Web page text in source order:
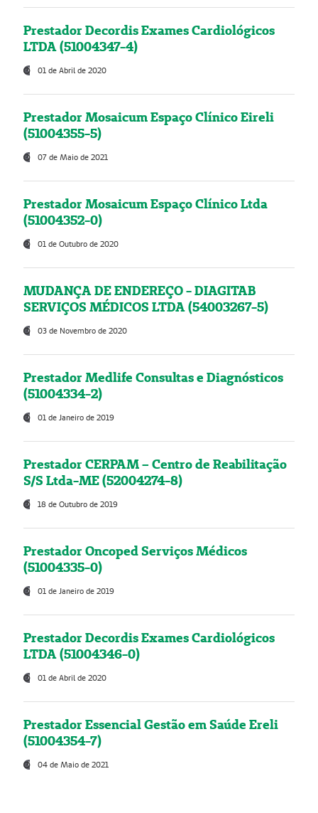
Prestador Decordis Exames Cardiológicos
LTDA (51004347-4)
01 de Abril de 2020
Prestador Mosaicum Espaço Clínico Eireli
(51004355-5)
07 de Maio de 2021
Prestador Mosaicum Espaço Clínico Ltda
(51004352-0)
01 de Outubro de 2020
MUDANÇA DE ENDEREÇO - DIAGITAB
SERVIÇOS MÉDICOS LTDA (54003267-5)
03 de Novembro de 2020
Prestador Medlife Consultas e Diagnósticos
(51004334-2)
01 de Janeiro de 2019
Prestador CERPAM – Centro de Reabilitação
S/S Ltda-ME (52004274-8)
18 de Outubro de 2019
Prestador Oncoped Serviços Médicos
(51004335-0)
01 de Janeiro de 2019
Prestador Decordis Exames Cardiológicos
LTDA (51004346-0)
01 de Abril de 2020
Prestador Essencial Gestão em Saúde Ereli
(51004354-7)
04 de Maio de 2021